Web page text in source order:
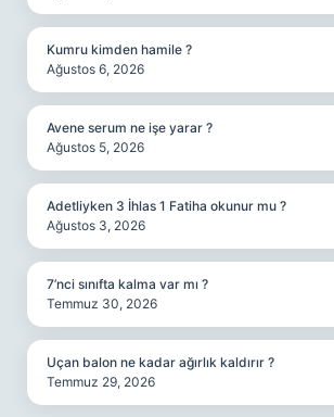
Kumru kimden hamile ?
Ağustos 6, 2026
Avene serum ne işe yarar ?
Ağustos 5, 2026
Adetliyken 3 İhlas 1 Fatiha okunur mu ?
Ağustos 3, 2026
7’nci sınıfta kalma var mı ?
Temmuz 30, 2026
Uçan balon ne kadar ağırlık kaldırır ?
Temmuz 29, 2026